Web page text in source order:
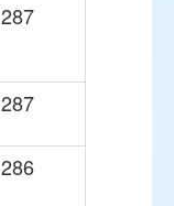
287
287
286